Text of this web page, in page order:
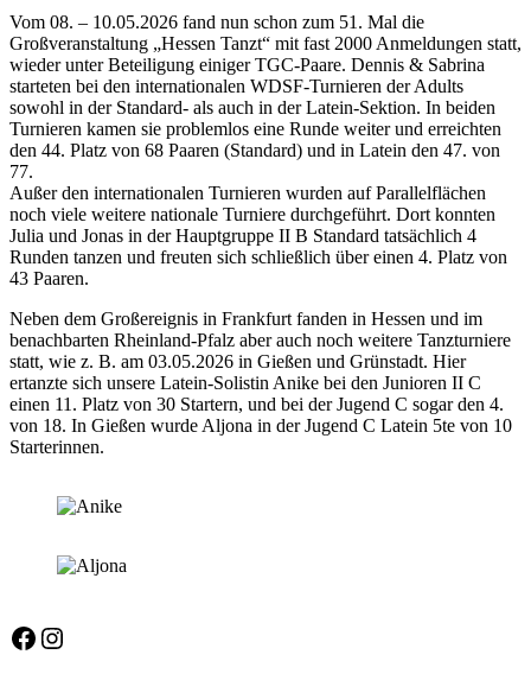
Vom 08. – 10.05.2026 fand nun schon zum 51. Mal die
Großveranstaltung „Hessen Tanzt“ mit fast 2000 Anmeldungen statt,
wieder unter Beteiligung einiger TGC-Paare. Dennis & Sabrina
starteten bei den internationalen WDSF-Turnieren der Adults
sowohl in der Standard- als auch in der Latein-Sektion. In beiden
Turnieren kamen sie problemlos eine Runde weiter und erreichten
den 44. Platz von 68 Paaren (Standard) und in Latein den 47. von
77.
Außer den internationalen Turnieren wurden auf Parallelflächen
noch viele weitere nationale Turniere durchgeführt. Dort konnten
Julia und Jonas in der Hauptgruppe II B Standard tatsächlich 4
Runden tanzen und freuten sich schließlich über einen 4. Platz von
43 Paaren.
Neben dem Großereignis in Frankfurt fanden in Hessen und im
benachbarten Rheinland-Pfalz aber auch noch weitere Tanzturniere
statt, wie z. B. am 03.05.2026 in Gießen und Grünstadt. Hier
ertanzte sich unsere Latein-Solistin Anike bei den Junioren II C
einen 11. Platz von 30 Startern, und bei der Jugend C sogar den 4.
von 18. In Gießen wurde Aljona in der Jugend C Latein 5te von 10
Starterinnen.
Facebook
Instagram